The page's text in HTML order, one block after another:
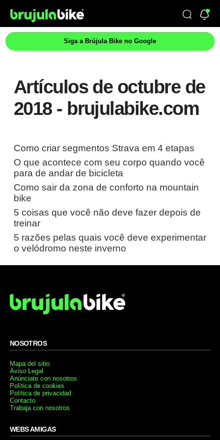
Siga a Brújula Bike no Google
Artículos de octubre de
2018 - brujulabike.com
Como criar segmentos Strava em 4 etapas
O que acontece com seu corpo quando você
para de andar de bicicleta
Como sair da zona de conforto na mountain
bike
5 coisas que você não deve fazer depois de
treinar
5 razões pelas quais você deve experimentar
o velódromo neste inverno
NOSOTROS
Mapa del sitio
Aviso Legal
Anúnciate con nosotros
Política de cookies
Política de privacidad
Contacto
Trabaja con nosotros
WEBS AMIGAS